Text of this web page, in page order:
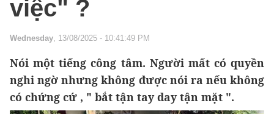
việc" ?
Wednesday, 13/08/2025 - 10:41:49 PM
Nói một tiếng công tâm. Người mất có quyền
nghi ngờ nhưng không được nói ra nếu không
có chứng cứ , " bắt tận tay day tận mặt ".